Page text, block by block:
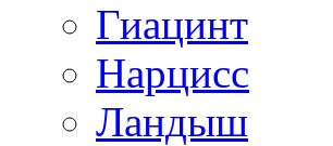
Гиацинт
Нарцисс
Ландыш